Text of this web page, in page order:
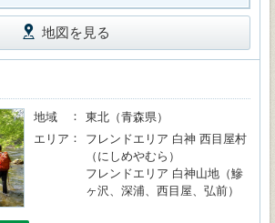
地図を見る
地域
東北（青森県）
エリア
フレンドエリア 白神 西目屋村
（にしめやむら）
フレンドエリア 白神山地（鰺
ヶ沢、深浦、西目屋、弘前）